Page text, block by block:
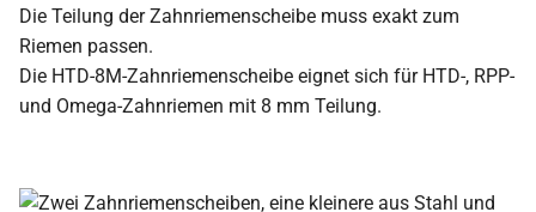
Die Teilung der Zahnriemenscheibe muss exakt zum
Riemen passen.
Die HTD-8M-Zahnriemenscheibe eignet sich für HTD-, RPP-
und Omega-Zahnriemen mit 8 mm Teilung.